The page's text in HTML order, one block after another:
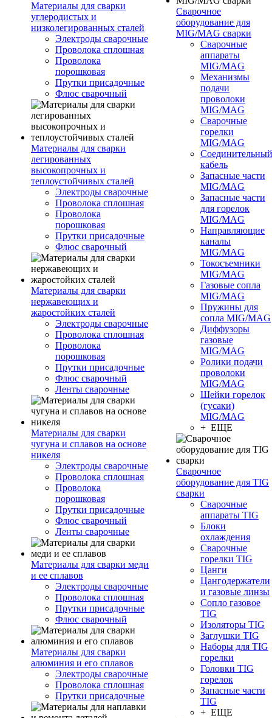
Материалы для сварки
углеродистых и
низколегированных сталей
Электроды сварочные
Проволока сплошная
Проволока
порошковая
Прутки присадочные
Флюс сварочный
Материалы для сварки
легированных
высокопрочных и
теплоустойчивых сталей
Электроды сварочные
Проволока сплошная
Проволока
порошковая
Прутки присадочные
Флюс сварочный
Материалы для сварки
нержавеющих и
жаростойких сталей
Электроды сварочные
Проволока сплошная
Проволока
порошковая
Прутки присадочные
Флюс сварочный
Ленты сварочные
Материалы для сварки
чугуна и сплавов на основе
никеля
Электроды сварочные
Проволока сплошная
Проволока
порошковая
Прутки присадочные
Флюс сварочный
Ленты сварочные
Материалы для сварки меди
и ее сплавов
Электроды сварочные
Проволока сплошная
Прутки присадочные
Флюс сварочный
Материалы для сварки
алюминия и его сплавов
Электроды сварочные
Проволока сплошная
Прутки присадочные
Сварочное
оборудование для
MIG/MAG сварки
Сварочные
аппараты
MIG/MAG
Механизмы
подачи
проволоки
MIG/MAG
Сварочные
горелки
MIG/MAG
Соединительный
кабель
Запасные части
MIG/MAG
Запасные части
для горелок
MIG/MAG
Направляющие
каналы
MIG/MAG
Токосъемники
MIG/MAG
Газовые сопла
MIG/MAG
Пружины для
сопла MIG/MAG
Диффузоры
газовые
MIG/MAG
Ролики подачи
проволоки
MIG/MAG
Шейки горелок
(гусаки)
MIG/MAG
+ ЕЩЕ
Сварочное
оборудование для TIG
сварки
Сварочные
аппараты TIG
Блоки
охлаждения
Сварочные
горелки TIG
Цанги
Цангодержатели
и газовые линзы
Сопло газовое
TIG
Изоляторы TIG
Заглушки TIG
Наборы для TIG
горелки
Головки TIG
горелок
Запасные части
TIG
+ ЕЩЕ